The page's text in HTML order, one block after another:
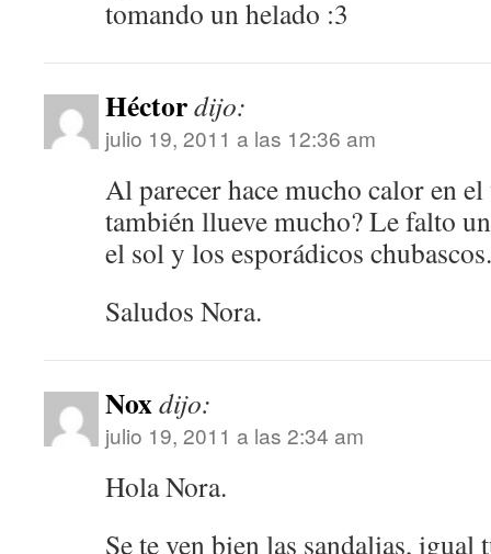
tomando un helado :3
Héctordijo:
julio 19, 2011 a las 12:36 am
Al parecer hace mucho calor en
también llueve mucho? Le falto
el sol y los esporádicos chubascos.
Saludos Nora.
Noxdijo:
julio 19, 2011 a las 2:34 am
Hola Nora.
Se te ven bien las sandalias, igual